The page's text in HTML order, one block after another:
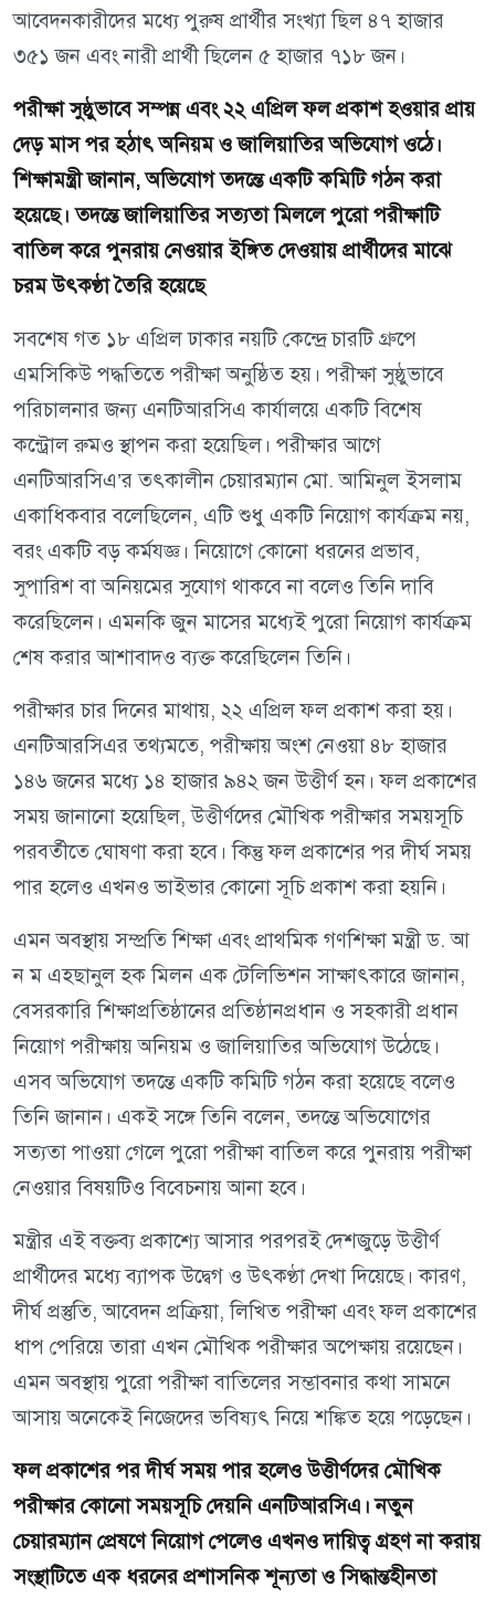
আবেদনকারীদের মধ্যে পুরুষ প্রার্থীর সংখ্যা ছিল ৪৭ হাজার
৩৫১ জন এবং নারী প্রার্থী ছিলেন ৫ হাজার ৭১৮ জন।
পরীক্ষা সুষ্ঠুভাবে সম্পন্ন এবং ২২ এপ্রিল ফল প্রকাশ হওয়ার প্রায়
দেড় মাস পর হঠাৎ অনিয়ম ও জালিয়াতির অভিযোগ ওঠে।
শিক্ষামন্ত্রী জানান, অভিযোগ তদন্তে একটি কমিটি গঠন করা
হয়েছে। তদন্তে জালিয়াতির সত্যতা মিললে পুরো পরীক্ষাটি
বাতিল করে পুনরায় নেওয়ার ইঙ্গিত দেওয়ায় প্রার্থীদের মাঝে
চরম উৎকণ্ঠা তৈরি হয়েছে
সবশেষ গত ১৮ এপ্রিল ঢাকার নয়টি কেন্দ্রে চারটি গ্রুপে
এমসিকিউ পদ্ধতিতে পরীক্ষা অনুষ্ঠিত হয়। পরীক্ষা সুষ্ঠুভাবে
পরিচালনার জন্য এনটিআরসিএ কার্যালয়ে একটি বিশেষ
কন্ট্রোল রুমও স্থাপন করা হয়েছিল। পরীক্ষার আগে
এনটিআরসিএ’র তৎকালীন চেয়ারম্যান মো. আমিনুল ইসলাম
একাধিকবার বলেছিলেন, এটি শুধু একটি নিয়োগ কার্যক্রম নয়,
বরং একটি বড় কর্মযজ্ঞ। নিয়োগে কোনো ধরনের প্রভাব,
সুপারিশ বা অনিয়মের সুযোগ থাকবে না বলেও তিনি দাবি
করেছিলেন। এমনকি জুন মাসের মধ্যেই পুরো নিয়োগ কার্যক্রম
শেষ করার আশাবাদও ব্যক্ত করেছিলেন তিনি।
পরীক্ষার চার দিনের মাথায়, ২২ এপ্রিল ফল প্রকাশ করা হয়।
এনটিআরসিএর তথ্যমতে, পরীক্ষায় অংশ নেওয়া ৪৮ হাজার
১৪৬ জনের মধ্যে ১৪ হাজার ৯৪২ জন উত্তীর্ণ হন। ফল প্রকাশের
সময় জানানো হয়েছিল, উত্তীর্ণদের মৌখিক পরীক্ষার সময়সূচি
পরবর্তীতে ঘোষণা করা হবে। কিন্তু ফল প্রকাশের পর দীর্ঘ সময়
পার হলেও এখনও ভাইভার কোনো সূচি প্রকাশ করা হয়নি।
এমন অবস্থায় সম্প্রতি শিক্ষা এবং প্রাথমিক গণশিক্ষা মন্ত্রী ড. আ
ন ম এহছানুল হক মিলন এক টেলিভিশন সাক্ষাৎকারে জানান,
বেসরকারি শিক্ষাপ্রতিষ্ঠানের প্রতিষ্ঠানপ্রধান ও সহকারী প্রধান
নিয়োগ পরীক্ষায় অনিয়ম ও জালিয়াতির অভিযোগ উঠেছে।
এসব অভিযোগ তদন্তে একটি কমিটি গঠন করা হয়েছে বলেও
তিনি জানান। একই সঙ্গে তিনি বলেন, তদন্তে অভিযোগের
সত্যতা পাওয়া গেলে পুরো পরীক্ষা বাতিল করে পুনরায় পরীক্ষা
নেওয়ার বিষয়টিও বিবেচনায় আনা হবে।
মন্ত্রীর এই বক্তব্য প্রকাশ্যে আসার পরপরই দেশজুড়ে উত্তীর্ণ
প্রার্থীদের মধ্যে ব্যাপক উদ্বেগ ও উৎকণ্ঠা দেখা দিয়েছে। কারণ,
দীর্ঘ প্রস্তুতি, আবেদন প্রক্রিয়া, লিখিত পরীক্ষা এবং ফল প্রকাশের
ধাপ পেরিয়ে তারা এখন মৌখিক পরীক্ষার অপেক্ষায় রয়েছেন।
এমন অবস্থায় পুরো পরীক্ষা বাতিলের সম্ভাবনার কথা সামনে
আসায় অনেকেই নিজেদের ভবিষ্যৎ নিয়ে শঙ্কিত হয়ে পড়েছেন।
ফল প্রকাশের পর দীর্ঘ সময় পার হলেও উত্তীর্ণদের মৌখিক
পরীক্ষার কোনো সময়সূচি দেয়নি এনটিআরসিএ। নতুন
চেয়ারম্যান প্রেষণে নিয়োগ পেলেও এখনও দায়িত্ব গ্রহণ না করায়
সংস্থাটিতে এক ধরনের প্রশাসনিক শূন্যতা ও সিদ্ধান্তহীনতা